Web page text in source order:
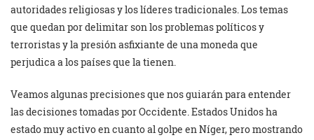
autoridades religiosas y los líderes tradicionales. Los temas
que quedan por delimitar son los problemas políticos y
terroristas y la presión asfixiante de una moneda que
perjudica a los países que la tienen.
Veamos algunas precisiones que nos guiarán para entender
las decisiones tomadas por Occidente. Estados Unidos ha
estado muy activo en cuanto al golpe en Níger, pero mostrando